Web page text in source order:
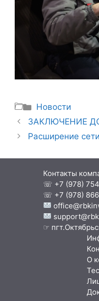
Рубрики
Новости
ЗАКЛЮЧЕНИЕ
Расширение сети
Контакты
☏ +7 (978)
☏ +7 (978)
☞
О